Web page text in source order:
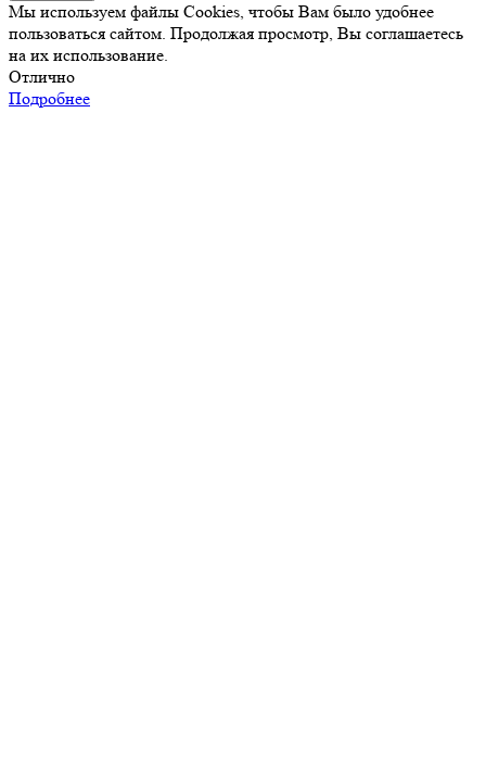
Мы используем файлы Cookies, чтобы Вам было удобнее
пользоваться сайтом. Продолжая просмотр, Вы соглашаетесь
на их использование.
Отлично
Подробнее